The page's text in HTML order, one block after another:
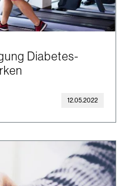
Diabetes-
12.05.2022